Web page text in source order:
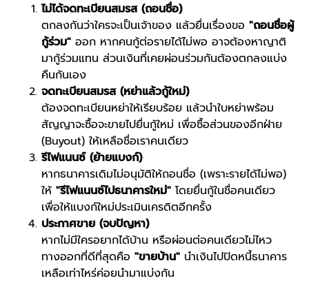
ไม่ได้จดทะเบียนสมรส (ถอนชื่อ)
ตกลงกันว่าใครจะเป็นเจ้าของ แล้วยื่นเรื่องขอ "ถอนชื่อผู้
กู้ร่วม" ออก หากคนกู้ต่อรายได้ไม่พอ อาจต้องหาญาติ
มากู้ร่วมแทน ส่วนเงินที่เคยผ่อนร่วมกันต้องตกลงแบ่ง
คืนกันเอง
จดทะเบียนสมรส (หย่าแล้วกู้ใหม่)
ต้องจดทะเบียนหย่าให้เรียบร้อย แล้วนำใบหย่าพร้อม
สัญญาจะซื้อจะขายไปยื่นกู้ใหม่ เพื่อซื้อส่วนของอีกฝ่าย
(Buyout) ให้เหลือชื่อเราคนเดียว
รีไฟแนนซ์ (ย้ายแบงก์)
หากธนาคารเดิมไม่อนุมัติให้ถอนชื่อ (เพราะรายได้ไม่พอ)
ให้ "รีไฟแนนซ์ไปธนาคารใหม่" โดยยื่นกู้ในชื่อคนเดียว
เพื่อให้แบงก์ใหม่ประเมินเครดิตอีกครั้ง
ประกาศขาย (จบปัญหา)
หากไม่มีใครอยากได้บ้าน หรือผ่อนต่อคนเดียวไม่ไหว
ทางออกที่ดีที่สุดคือ "ขายบ้าน" นำเงินไปปิดหนี้ธนาคาร
เหลือเท่าไหร่ค่อยนำมาแบ่งกัน